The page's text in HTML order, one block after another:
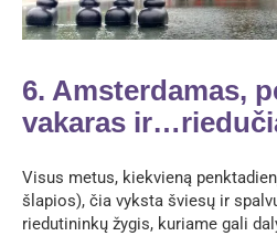
6. Amsterdamas,
vakaras
Visus metus, kiekvieną
šlapios), čia vyksta šviesų ir
riedutininkų žygis, kuriame gali